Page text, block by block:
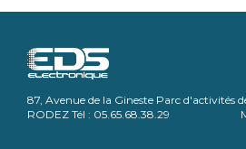
87, Avenue de la Gineste Parc d'activités
RODEZ Tél : 05.65.68.38.29 Mail